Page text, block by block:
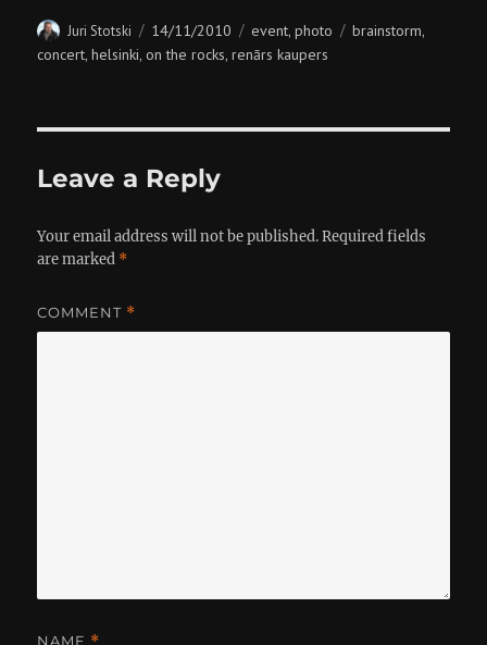
Author
Juri Stotski
Posted
on
14/11/2010 Categories
event,photo Tags
brainstorm,
concert,helsinki,on the rocks,renārs kaupers
Leave a Reply
Your email address will not be published. Required fields
are marked *
COMMENT *
NAME